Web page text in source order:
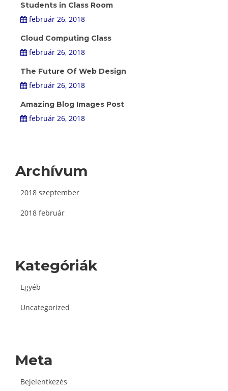
Students in Class Room
február 26, 2018
Cloud Computing Class
február 26, 2018
The Future Of Web Design
február 26, 2018
Amazing Blog Images Post
február 26, 2018
Archívum
2018 szeptember
2018 február
Kategóriák
Egyéb
Uncategorized
Meta
Bejelentkezés